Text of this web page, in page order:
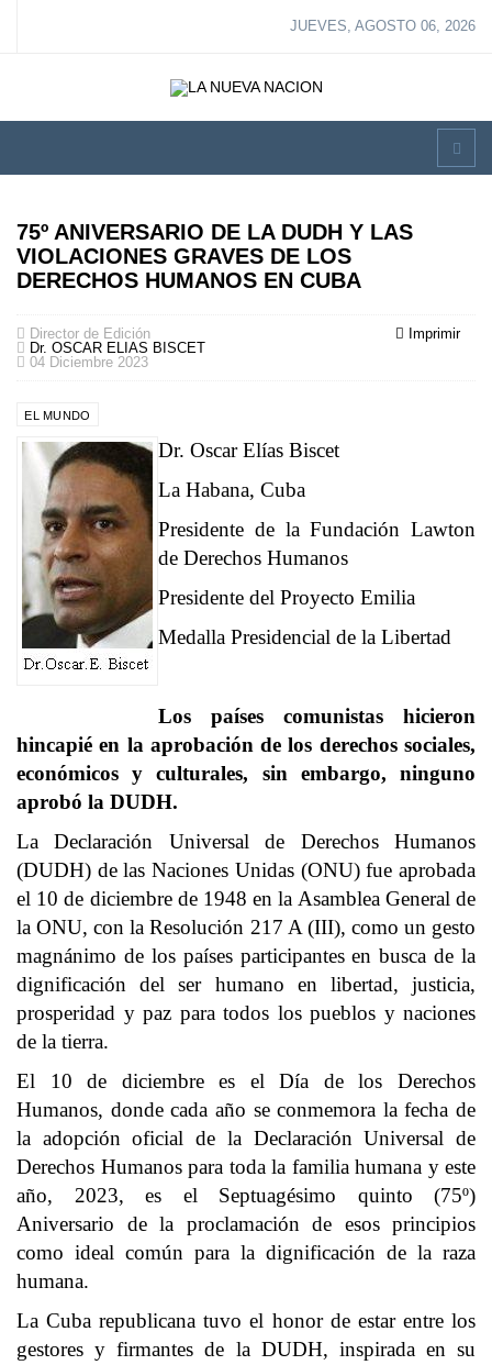
JUEVES, AGOSTO 06, 2026
75º ANIVERSARIO DE LA DUDH Y LAS
VIOLACIONES GRAVES DE LOS
DERECHOS HUMANOS EN CUBA
Imprimir
Director de Edición
Dr. OSCAR ELIAS BISCET
04 Diciembre 2023
EL MUNDO
Dr. Oscar Elías Biscet
La Habana, Cuba
Presidente de la Fundación Lawton
de Derechos Humanos
Presidente del Proyecto Emilia
Medalla Presidencial de la Libertad
Los países comunistas hicieron
hincapié en la aprobación de los derechos sociales,
económicos y culturales, sin embargo, ninguno
aprobó la DUDH.
La Declaración Universal de Derechos Humanos
(DUDH) de las Naciones Unidas (ONU) fue aprobada
el 10 de diciembre de 1948 en la Asamblea General de
la ONU, con la Resolución 217 A (III), como un gesto
magnánimo de los países participantes en busca de la
dignificación del ser humano en libertad, justicia,
prosperidad y paz para todos los pueblos y naciones
de la tierra.
El 10 de diciembre es el Día de los Derechos
Humanos, donde cada año se conmemora la fecha de
la adopción oficial de la Declaración Universal de
Derechos Humanos para toda la familia humana y este
año, 2023, es el Septuagésimo quinto (75º)
Aniversario de la proclamación de esos principios
como ideal común para la dignificación de la raza
humana.
La Cuba republicana tuvo el honor de estar entre los
gestores y firmantes de la DUDH, inspirada en su